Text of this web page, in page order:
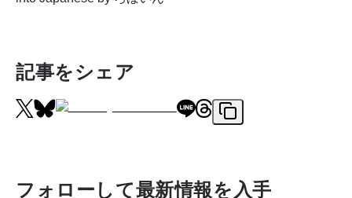
記事をシェア
フォローして最新情報を入手